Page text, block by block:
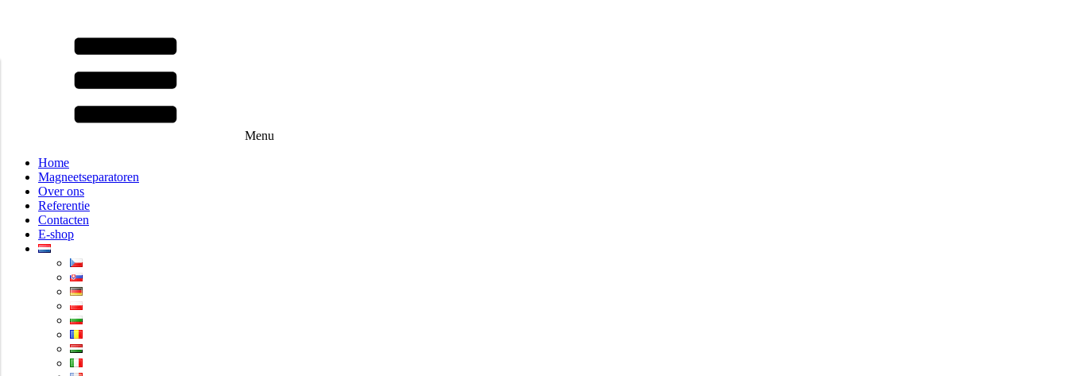
Menu
Home
Magneetseparatoren
Over ons
Referentie
Contacten
E-shop